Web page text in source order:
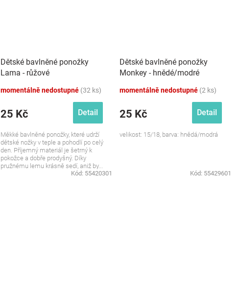
Dětské bavlněné ponožky
Lama - růžové
momentálně nedostupné (32 ks)
25 Kč Detail
Měkké bavlněné ponožky, které udrží
dětské nožky v teple a pohodlí po celý
den. Příjemný materiál je šetrný k
pokožce a dobře prodyšný. Díky
pružnému lemu krásně sedí, aniž by...
Kód: 55420301
Dětské bavlněné ponožky
Monkey - hnědé/modré
momentálně nedostupné (2 ks)
25 Kč Detail
velikost: 15/18, barva: hnědá/modrá
Kód: 55429601